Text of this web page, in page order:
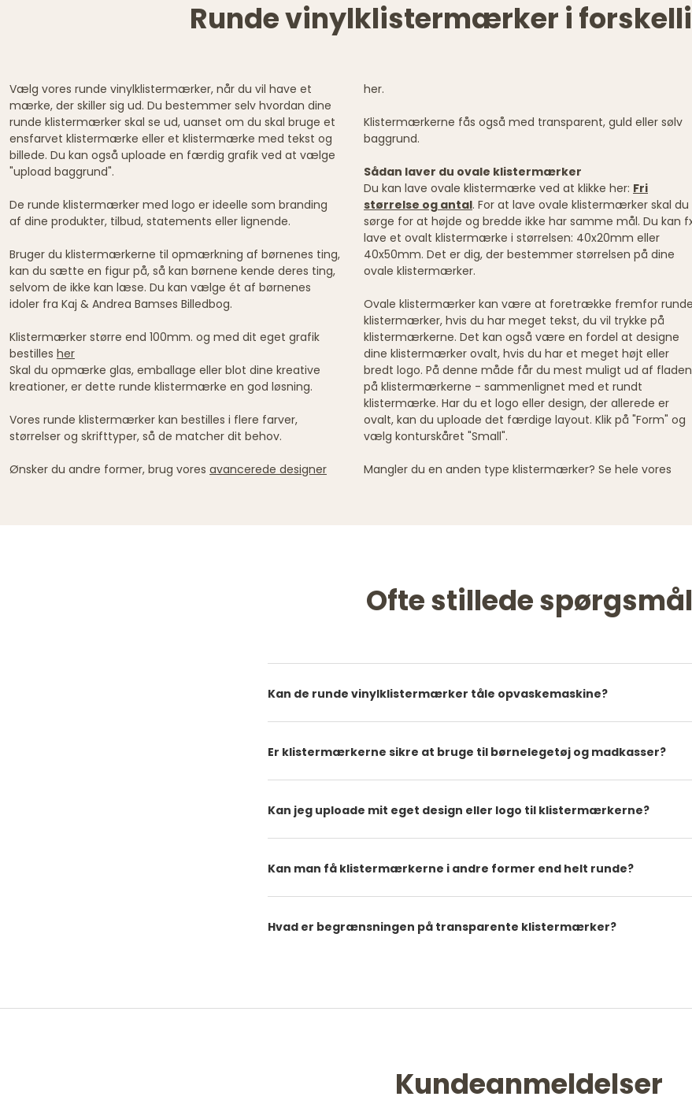
Runde vinylklistermærker i
Vælg vores runde vinylklistermærker, når du vil have et
mærke, der skiller sig ud. Du bestemmer selv hvordan dine
runde klistermærker skal se ud, uanset om du skal bruge et
ensfarvet klistermærke eller et klistermærke med tekst og
billede. Du kan også uploade en færdig grafik ved at vælge
"upload baggrund".
De runde klistermærker med logo er ideelle som branding
af dine produkter, tilbud, statements eller lignende.
Bruger du klistermærkerne til opmærkning af børnenes ting,
kan du sætte en figur på, så kan børnene kende deres ting,
selvom de ikke kan læse. Du kan vælge ét af børnenes
idoler fra Kaj & Andrea Bamses Billedbog.
Klistermærker større end 100mm. og med dit eget grafik
bestilles her
Skal du opmærke glas, emballage eller blot dine kreative
kreationer, er dette runde klistermærke en god løsning.
Vores runde klistermærker kan bestilles i flere farver,
størrelser og skrifttyper, så de matcher dit behov.
Ønsker du andre former, brug vores avancerede designer
her.
Klistermærkerne fås også med transparent, guld eller sølv
baggrund.
Sådan laver du ovale klistermærker
Du kan lave ovale klistermærke ved at klikke her: Fri
størrelse og antal. For at lave ovale klistermærker skal du
sørge for at højde og bredde ikke har samme mål. Du kan
lave et ovalt klistermærke i størrelsen: 40x20mm eller
40x50mm. Det er dig, der bestemmer størrelsen på dine
ovale klistermærker.
Ovale klistermærker kan være at foretrække fremfor runde
klistermærker, hvis du har meget tekst, du vil trykke på
klistermærkerne. Det kan også være en fordel at designe
dine klistermærker ovalt, hvis du har et meget højt eller
bredt logo. På denne måde får du mest muligt ud af fladen
på klistermærkerne - sammenlignet med et rundt
klistermærke. Har du et logo eller design, der allerede er
ovalt, kan du uploade det færdige layout. Klik på "Form" og
vælg konturskåret "Small".
Mangler du en anden type klistermærker? Se hele vores
Ofte stillede spørgsmål
Kan de runde vinylklistermærker tåle opvaskemaskine?
Er klistermærkerne sikre at bruge til børnelegetøj og madkasser?
Kan jeg uploade mit eget design eller logo til klistermærkerne?
Kan man få klistermærkerne i andre former end helt runde?
Hvad er begrænsningen på transparente klistermærker?
Kundeanmeldelser